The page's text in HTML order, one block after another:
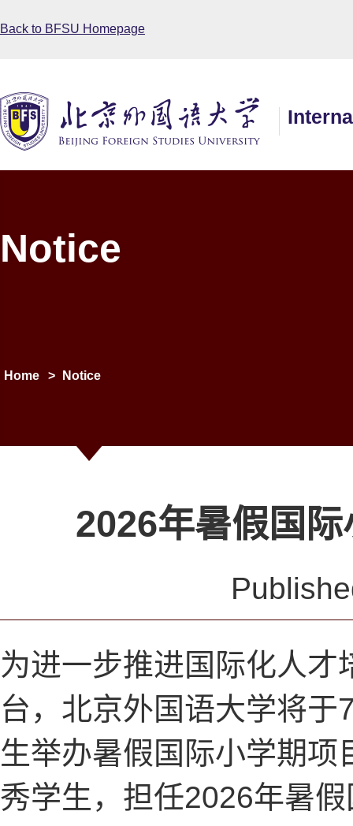
Back to BFSU Homepage
Notice
Home > Notice
2026年暑假国
为进一步推进国际化人
台，北京外国语大学将
生举办暑假国际小学期
秀学生，担任2026年暑